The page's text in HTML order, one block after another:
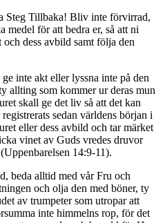
Steg Tillbaka! Bliv inte förvirrad,
medel för att bedra er, så att ni
dess avbild samt följa den
inte akt eller lyssna inte på den
allting som kommer ur deras mun
skall ge det liv så att det kan
sedan världens början i
eller dess avbild och tar märket
vinet av Guds vredes druvor
14:9-11).
beda alltid med vår Fru och
och olja den med böner, ty
av trumpeter som utropar att
inte himmelns rop, för det